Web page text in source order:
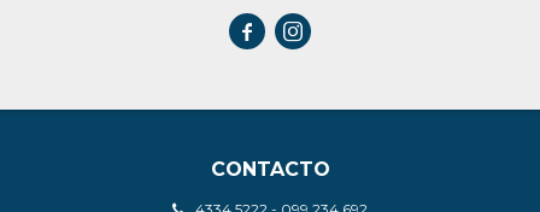
CONTACTO
 